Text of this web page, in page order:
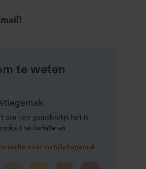
te weten
aan hoe gemakkelijk het is
te installeren
over installatiegemak